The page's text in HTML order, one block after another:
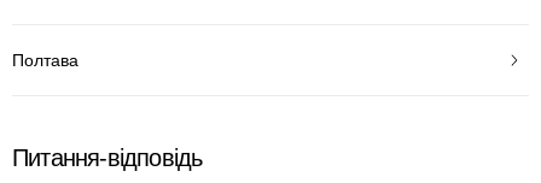
Полтава
Питання-відповідь